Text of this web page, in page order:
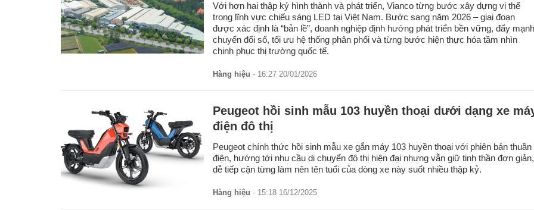
Với hơn hai thập kỷ hình thành và phát triển, Vianco từng bước xây dựng vị thế
trong lĩnh vực chiếu sáng LED tại Việt Nam. Bước sang năm 2026 – giai đoạn
được xác định là “bản lề”, doanh nghiệp định hướng phát triển bền vững, đẩy mạnh
chuyển đổi số, tối ưu hệ thống phân phối và từng bước hiện thực hóa tầm nhìn
chinh phục thị trường quốc tế.
Hàng hiệu - 16:27 20/01/2026
Peugeot hồi sinh mẫu 103 huyền thoại dưới dạng xe
điện đô thị
Peugeot chính thức hồi sinh mẫu xe gắn máy 103 huyền thoại với phiên bản thuần
điện, hướng tới nhu cầu di chuyển đô thị hiện đại nhưng vẫn giữ tinh thần đơn giản,
dễ tiếp cận từng làm nên tên tuổi của dòng xe này suốt nhiều thập kỷ.
Hàng hiệu - 15:18 16/12/2025